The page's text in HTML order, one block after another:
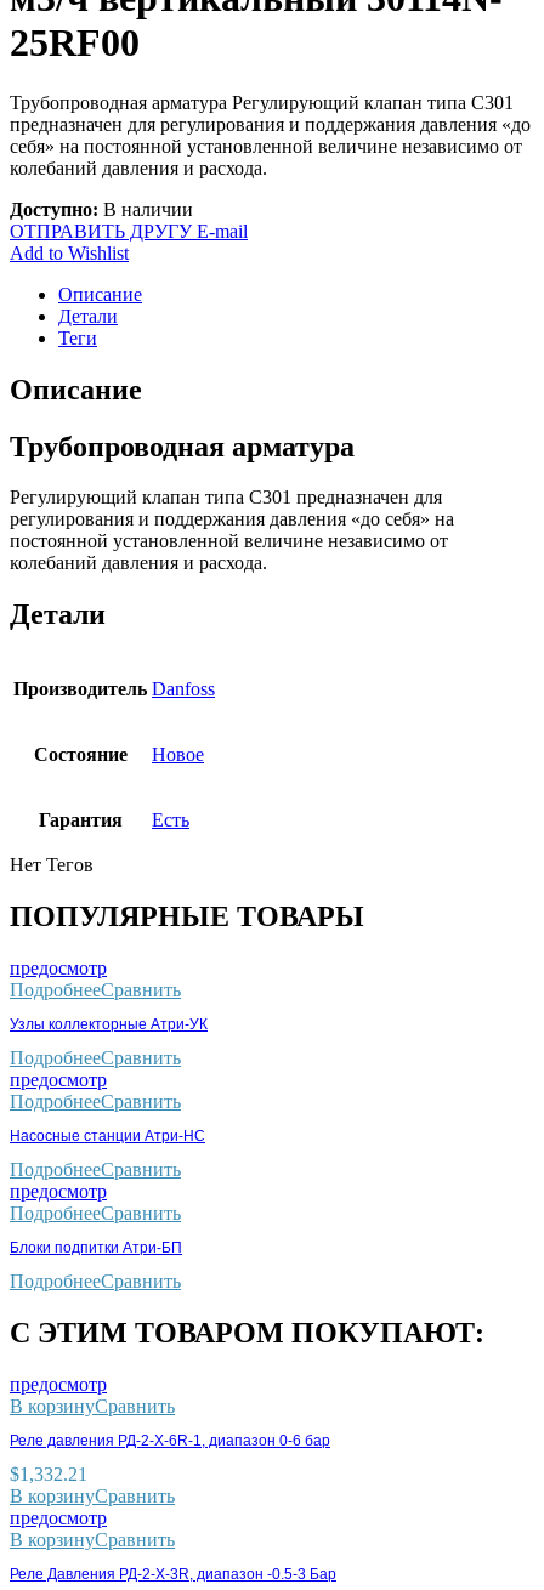
25RF00
Трубопроводная арматура Регулирующий клапан типа С301
предназначен для регулирования и поддержания давления «до
себя» на постоянной установленной величине независимо от
колебаний давления и расхода.
Доступно: В наличии
ОТПРАВИТЬ ДРУГУ E-mail
Add to Wishlist
Описание
Детали
Теги
Описание
Трубопроводная арматура
Регулирующий клапан типа С301 предназначен для
регулирования и поддержания давления «до себя» на
постоянной установленной величине независимо от
колебаний давления и расхода.
Детали
Производитель Danfoss
Состояние Новое
Гарантия Есть
Нет Тегов
ПОПУЛЯРНЫЕ ТОВАРЫ
предосмотр
ПодробнееСравнить
Узлы коллекторные Атри-УК
ПодробнееСравнить
предосмотр
ПодробнееСравнить
Насосные станции Атри-НС
ПодробнееСравнить
предосмотр
ПодробнееСравнить
Блоки подпитки Атри-БП
ПодробнееСравнить
С ЭТИМ ТОВАРОМ ПОКУПАЮТ:
предосмотр
В корзинуСравнить
Реле давления РД-2-X-6R-1, диапазон 0-6 бар
$1,332.21
В корзинуСравнить
предосмотр
В корзинуСравнить
Реле Давления РД-2-X-3R, диапазон -0.5-3 Бар